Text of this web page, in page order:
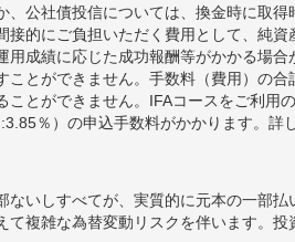
公社債投信については、換金時に取
的にご負担いただく費用として、純
成績に応じた成功報酬等がかかる場
とができません。手数料（費用）の
とができません。IFAコースをご利用
％）の申込手数料がかかります。
いしすべてが、実質的に元本の一部
複雑な為替変動リスクを伴います。